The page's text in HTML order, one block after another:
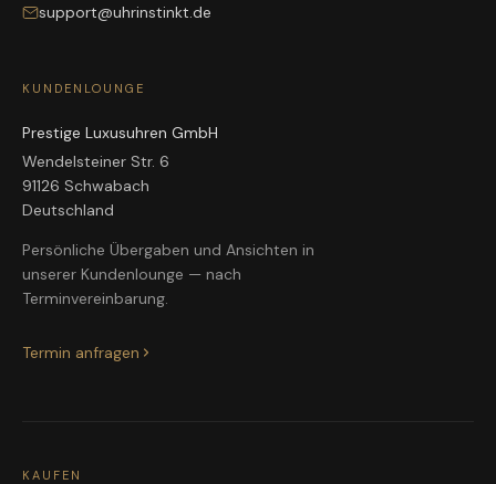
support@uhrinstinkt.de
KUNDENLOUNGE
Prestige Luxusuhren GmbH
Wendelsteiner Str. 6
91126 Schwabach
Deutschland
Persönliche Übergaben und Ansichten in
unserer Kundenlounge — nach
Terminvereinbarung.
Termin anfragen
KAUFEN